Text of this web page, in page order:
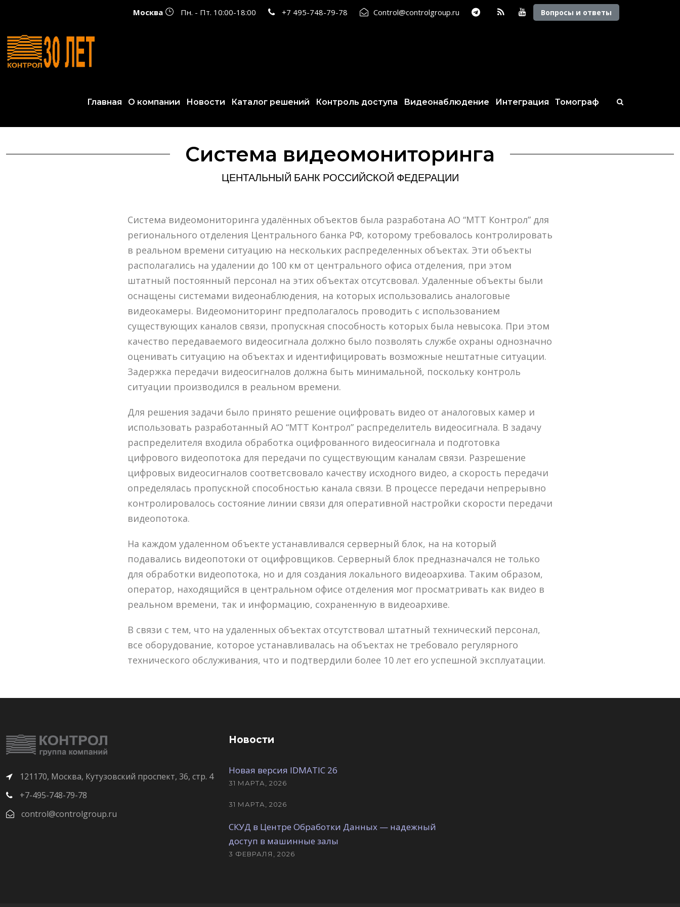
Москва Пн. - Пт. 10:00-18:00 +7 495-748-79-78 Control@controlgroup.ru Вопросы и ответы
Главная О компании Новости Каталог решений Контроль доступа Видеонаблюдение Интеграция Томограф
Система видеомониторинга
ЦЕНТАЛЬНЫЙ БАНК РОССИЙСКОЙ ФЕДЕРАЦИИ
Система видеомониторинга удалённых объектов была разработана АО “МТТ Контрол” для
регионального отделения Центрального банка РФ, которому требовалось контролировать
в реальном времени ситуацию на нескольких распределенных объектах. Эти объекты
располагались на удалении до 100 км от центрального офиса отделения, при этом
штатный постоянный персонал на этих объектах отсутсвовал. Удаленные объекты были
оснащены системами видеонаблюдения, на которых использовались аналоговые
видеокамеры. Видеомониторинг предполагалось проводить с использованием
существующих каналов связи, пропускная способность которых была невысока. При этом
качество передаваемого видеосигнала должно было позволять службе охраны однозначно
оценивать ситуацию на объектах и идентифицировать возможные нештатные ситуации.
Задержка передачи видеосигналов должна быть минимальной, поскольку контроль
ситуации производился в реальном времени.
Для решения задачи было принято решение оцифровать видео от аналоговых камер и
использовать разработанный АО “МТТ Контрол” распределитель видеосигнала. В задачу
распределителя входила обработка оцифрованного видеосигнала и подготовка
цифрового видеопотока для передачи по существующим каналам связи. Разрешение
цифровых видеосигналов соответсвовало качеству исходного видео, а скорость передачи
определялась пропускной способностью канала связи. В процессе передачи непрерывно
контролировалось состояние линии связи для оперативной настройки скорости передачи
видеопотока.
На каждом удаленном объекте устанавливался серверный блок, на на который
подавались видеопотоки от оцифровщиков. Серверный блок предназначался не только
для обработки видеопотока, но и для создания локального видеоархива. Таким образом,
оператор, находящийся в центральном офисе отделения мог просматривать как видео в
реальном времени, так и информацию, сохраненную в видеоархиве.
В связи с тем, что на удаленных объектах отсутствовал штатный технический персонал,
все оборудование, которое устанавливалась на объектах не требовало регулярного
технического обслуживания, что и подтвердили более 10 лет его успешной эксплуатации.
121170, Москва, Кутузовский проспект, 36, стр. 4
+7-495-748-79-78
control@controlgroup.ru
Новости
Новая версия IDMATIC 26
31 МАРТА, 2026
31 МАРТА, 2026
СКУД в Центре Обработки Данных — надежный
доступ в машинные залы
3 ФЕВРАЛЯ, 2026